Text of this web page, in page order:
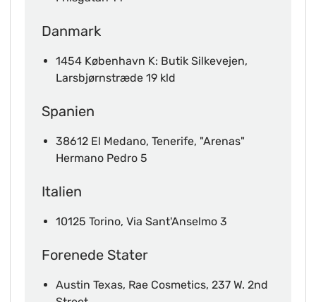
Danmark
1454 København K: Butik Silkevejen,
Larsbjørnstræde 19 kld
Spanien
38612 El Medano, Tenerife, "Arenas"
Hermano Pedro 5
Italien
10125 Torino, Via Sant'Anselmo 3
Forenede Stater
Austin Texas, Rae Cosmetics, 237 W. 2nd